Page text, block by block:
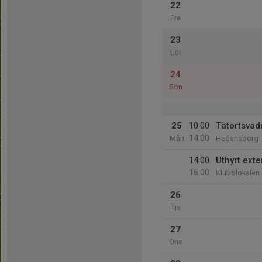
22
Fre
23
Lör
24
Sön
25
Mån
10:00
14:00
Hedensborg
14:00
16:00
Uthyrt
Klubblokalen
26
Tis
27
Ons